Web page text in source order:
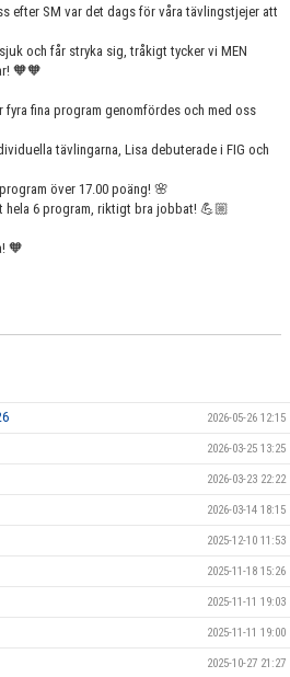
efter SM var det dags för våra tävlingstjejer att
och får stryka sig, tråkigt tycker vi MEN
🧡🧡
fina program genomfördes och med oss
tävlingarna, Lisa debuterade i FIG och
över 17.00 poäng! 🌸
hela 6 program, riktigt bra jobbat! 💪🏼
🧡
2026-05-26 12:15
2026-03-25 13:25
2026-03-23 22:22
2026-03-14 18:15
2025-12-10 11:53
2025-11-18 15:26
2025-11-11 19:03
2025-11-11 19:00
2025-10-27 21:27